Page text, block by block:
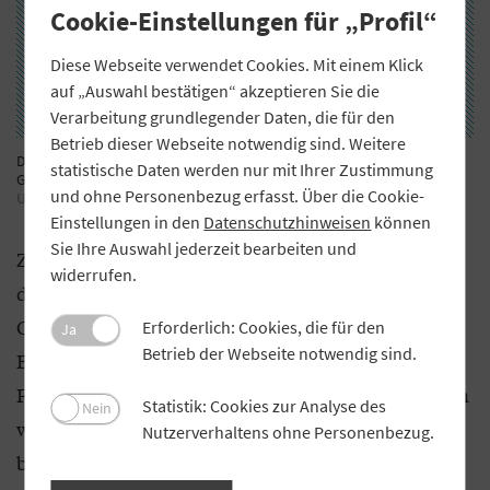
Darstellung des NPS-Werts durch SurveyMonkey bei der
Genossenschaftsbank Unterallgäu.Screenshot: Genobank
Unterallgäu
Zur Frage nach der Weiterempfehlung, die nur auf
der Skala bewertet werden kann, stellt die
Genossenschaftsbank Unterallgäu in den NPS-
Bewertungsbögen auch noch eine offene Frage mit
Freitextfeld. Diese lautet ganz simpel: „Was müssten
wir zukünftig besser machen, damit Sie eine noch
bessere Bewertung abgeben?“ Zusätzlich fragt die
Cookie-Einstellungen für „Profil“
Diese Webseite verwendet Cookies. Mit einem Klick
auf „Auswahl bestätigen“ akzeptieren Sie die
Verarbeitung grundlegender Daten, die für den
Betrieb dieser Webseite notwendig sind. Weitere
statistische Daten werden nur mit Ihrer Zustimmung
und ohne Personenbezug erfasst. Über die Cookie-
Einstellungen in den Datenschutzhinweisen können
Sie Ihre Auswahl jederzeit bearbeiten und
widerrufen.
Ja
Erforderlich: Cookies, die für den
Betrieb der Webseite notwendig sind.
Nein
Statistik: Cookies zur Analyse des
Nutzerverhaltens ohne Personenbezug.